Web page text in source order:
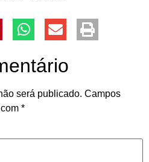
será publicado. Campos
*